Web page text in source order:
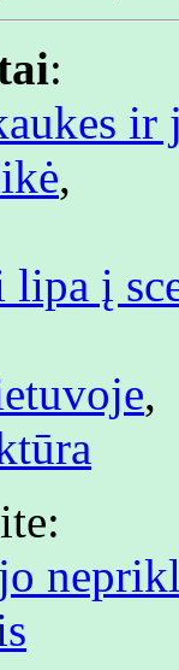
:
ir
,
į
,